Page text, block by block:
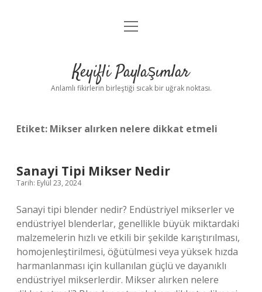
Anasayfa
Yasal Uyarı
menüyü
Keyifli Paylaşımlar
Anlamlı fikirlerin birleştiği sıcak bir uğrak noktası.
Etiket: Mikser alırken nelere dikkat etmeli
Sanayi Tipi Mikser Nedir
Tarih: Eylül 23, 2024
Sanayi tipi blender nedir? Endüstriyel mikserler ve
endüstriyel blenderlar, genellikle büyük miktardaki
malzemelerin hızlı ve etkili bir şekilde karıştırılması,
homojenleştirilmesi, öğütülmesi veya yüksek hızda
harmanlanması için kullanılan güçlü ve dayanıklı
endüstriyel mikserlerdir. Mikser alırken nelere